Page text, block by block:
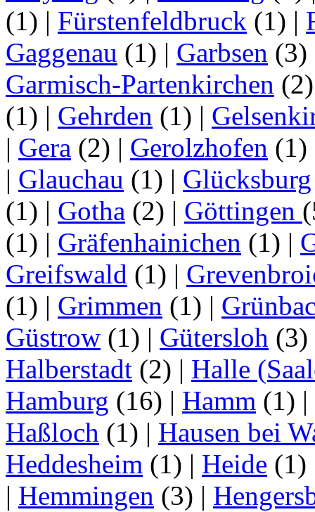
(1) | Fürstenfeldbruck (1) |
Gaggenau (1) | Garbsen (3)
Garmisch-Partenkirchen
(1) | Gehrden (1) |
| Gera (2) | Gerolzhofen (1)
| Glauchau (1) | Glücksburg
(1) | Gotha (2) | Göttingen
(1) | Gräfenhainichen (1) |
Greifswald (1) |
(1) | Grimmen (1) |
Güstrow (1) | Gütersloh (3)
Halberstadt (2) | Halle
Hamburg (16) | Hamm (1) |
Haßloch (1) | Hausen bei
Heddesheim (1) | Heide (1)
| Hemmingen (3) |